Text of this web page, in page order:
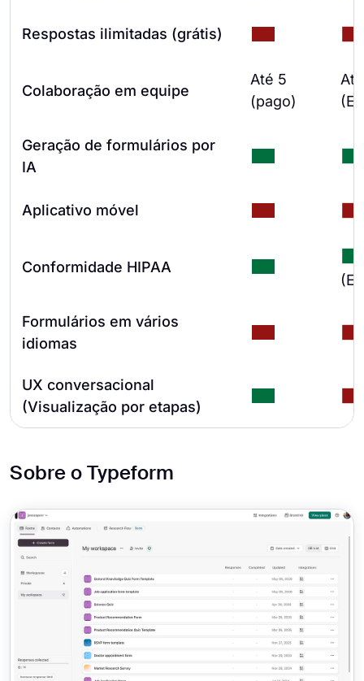
Respostas ilimitadas (grátis)
Colaboração em equipe
Até 5
(pago)
Geração de formulários por
IA
Aplicativo móvel
Conformidade HIPAA
Formulários em vários
idiomas
UX conversacional
(Visualização por etapas)
Sobre o Typeform